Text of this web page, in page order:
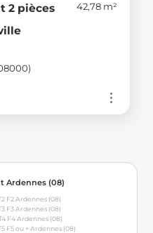
2 pièces
42,78 m²
Ardennes (08)
F2 Ardennes (08)
F3 Ardennes (08)
F4 Ardennes (08)
F5 ou + Ardennes (08)